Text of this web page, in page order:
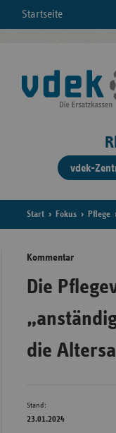
Startseite
vdek-
Start Fokus Pflege
Kommentar
Die
die
Stand:
23.01.2024